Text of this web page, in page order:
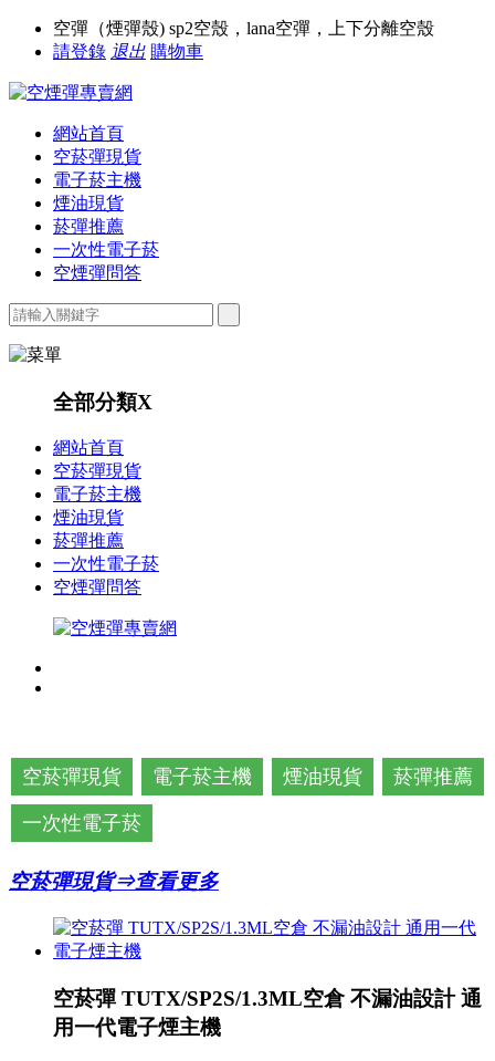
空彈（煙彈殼) sp2空殼，lana空彈，上下分離空殼
請登錄 退出 購物車
網站首頁
空菸彈現貨
電子菸主機
煙油現貨
菸彈推薦
一次性電子菸
空煙彈問答
全部分類X
網站首頁
空菸彈現貨
電子菸主機
煙油現貨
菸彈推薦
一次性電子菸
空煙彈問答
空菸彈現貨 電子菸主機 煙油現貨 菸彈推薦
一次性電子菸
空菸彈現貨⇒查看更多
空菸彈 TUTX/SP2S/1.3ML空倉 不漏油設計 通
用一代電子煙主機